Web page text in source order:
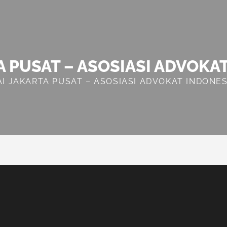
PUSAT – ASOSIASI
JAKARTA PUSAT – ASOSIASI ADVOKAT